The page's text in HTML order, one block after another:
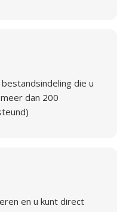
die u
dan 200
en u kunt direct